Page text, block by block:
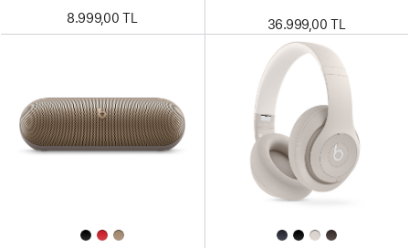
8.999,00 TL 36.999,00 TL